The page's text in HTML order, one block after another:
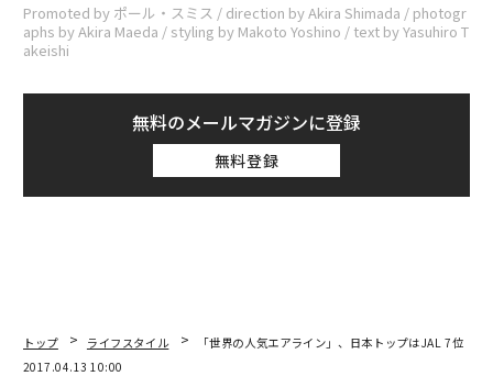
Promoted by ポール・スミス / direction by Akira Shimada / photogr
aphs by Akira Maeda / styling by Makoto Yoshino / text by Yasuhiro T
akeishi
無料のメールマガジンに登録
無料登録
トップ ライフスタイル
「世界の人気エアライン」、日本トップはJAL 7位
2017.04.13 10:00